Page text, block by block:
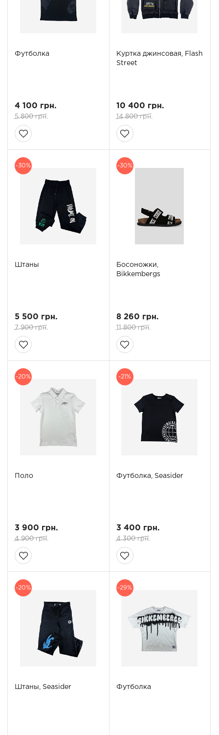
Футболка
4 100 грн.
5 800 грн.
Куртка джинсовая, Flash
Street
10 400 грн.
14 800 грн.
-30%
Штаны
5 500 грн.
7 900 грн.
-30%
Босоножки,
Bikkembergs
8 260 грн.
11 800 грн.
-20%
Поло
3 900 грн.
4 900 грн.
-21%
Футболка, Seasider
3 400 грн.
4 300 грн.
-20%
Штаны, Seasider
-29%
Футболка